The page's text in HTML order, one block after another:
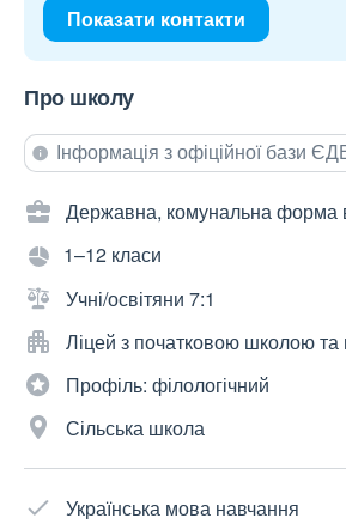
Показати контакти
Про школу
Інформація з офіційної бази
Державна, комунальна форма
1–12 класи
Учні/освітяни 7:1
Ліцей з початковою школою та
Профіль: філологічний
Сільська школа
Українська мова навчання